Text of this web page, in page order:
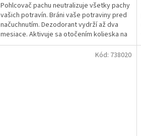
Pohlcovač pachu neutralizuje všetky pachy
vašich potravín. Bráni vaše potraviny pred
načuchnutím. Dezodorant vydrží až dva
mesiace. Aktivuje sa otočením kolieska na
vrchu obalu.
Kód: 738020